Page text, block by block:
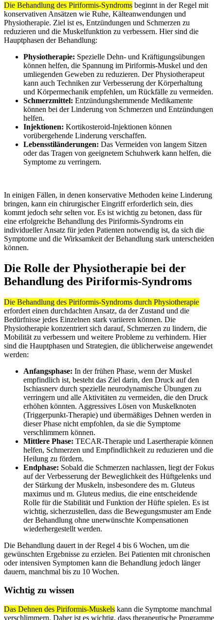
Die Behandlung des Piriformis-Syndroms beginnt in der Regel mit
konservativen Ansätzen wie Ruhe, Kälteanwendungen und
Physiotherapie. Ziel ist es, Entzündungen und Schmerzen zu
reduzieren und die Muskelfunktion zu verbessern. Hier sind die
Hauptphasen der Behandlung:
Physiotherapie: Spezielle Dehn- und Kräftigungsübungen
können helfen, die Spannung im Piriformis-Muskel und den
umliegenden Geweben zu reduzieren. Der Physiotherapeut
kann auch Techniken zur Verbesserung der Körperhaltung
und Körpermechanik empfehlen, um Rückfälle zu vermeiden.
Schmerzmittel: Entzündungshemmende Medikamente
können bei der Linderung von Schmerzen und Entzündungen
helfen.
Injektionen: Kortikosteroid-Injektionen können
vorübergehende Linderung verschaffen.
Lebensstiländerungen: Das Vermeiden von langem Sitzen
oder das Tragen von geeignetem Schuhwerk kann helfen, die
Symptome zu verringern.
In einigen Fällen, in denen konservative Methoden keine Linderung
bringen, kann ein chirurgischer Eingriff erforderlich sein, dies
kommt jedoch sehr selten vor. Es ist wichtig zu betonen, dass für
eine erfolgreiche Behandlung des Piriformis-Syndroms ein
individueller Ansatz für jeden Patienten notwendig ist, da sich die
Symptome und die Wirksamkeit der Behandlung stark unterscheiden
können.
Die Rolle der Physiotherapie bei der
Behandlung des Piriformis-Syndroms
Die Behandlung des Piriformis-Syndroms durch Physiotherapie
erfordert einen durchdachten Ansatz, da der Zustand und die
Bedürfnisse jedes Einzelnen stark variieren können. Die
Physiotherapie konzentriert sich darauf, Schmerzen zu lindern, die
Mobilität zu verbessern und weitere Probleme zu verhindern. Hier
sind die Hauptphasen und Strategien, die üblicherweise angewendet
werden:
Anfangsphase: In der frühen Phase, wenn der Muskel
empfindlich ist, besteht das Ziel darin, den Druck auf den
Ischiasnerv durch spezielle neurodynamische Übungen zu
verringern und alle Aktivitäten zu vermeiden, die den Druck
erhöhen könnten. Aggressives Lösen von Muskelknoten
(Triggerpunkt-Therapie) und übermäßiges Dehnen werden in
dieser Phase nicht empfohlen, da sie die Symptome
verschlimmern können.
Mittlere Phase: TECAR-Therapie und Lasertherapie können
helfen, Schmerzen und Empfindlichkeit zu reduzieren und die
Heilung zu fördern.
Endphase: Sobald die Schmerzen nachlassen, liegt der Fokus
auf der Verbesserung der Beweglichkeit des Hüftgelenks und
der Stärkung der Muskeln, insbesondere des m. Gluteus
maximus und m. Gluteus medius, die eine entscheidende
Rolle für die Stabilität und Funktion der Hüfte spielen. Es ist
wichtig, sicherzustellen, dass die Bewegungsmuster am Ende
der Behandlung ohne unerwünschte Kompensationen
wiederhergestellt werden.
Die Behandlung dauert in der Regel 4 bis 6 Wochen, um die
gewünschten Ergebnisse zu erzielen. Bei Patienten mit chronischen
oder intensiven Symptomen kann die Behandlung jedoch länger
dauern, manchmal bis zu 10 Wochen.
Wichtig zu wissen
Das Dehnen des Piriformis-Muskels kann die Symptome manchmal
verschlimmern. Daher ist es wichtig, dass therapeutische Programme